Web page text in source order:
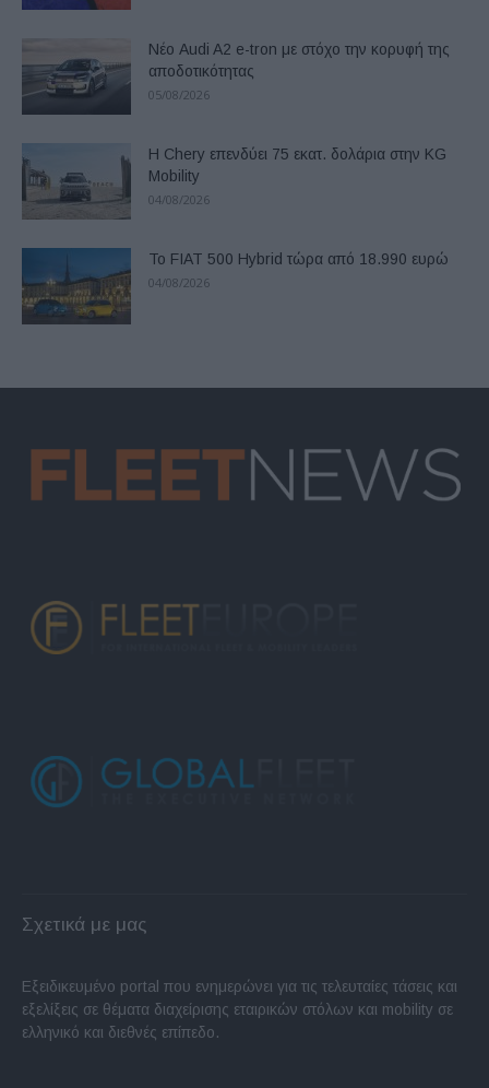
Νέο Audi A2 e-tron με στόχο την κορυφή της
αποδοτικότητας
05/08/2026
Η Chery επενδύει 75 εκατ. δολάρια στην KG
Mobility
04/08/2026
Το FIAT 500 Hybrid τώρα από 18.990 ευρώ
04/08/2026
Σχετικά με μας
Εξειδικευμένο portal που ενημερώνει για τις τελευταίες τάσεις και
εξελίξεις σε θέματα διαχείρισης εταιρικών στόλων και mobility σε
ελληνικό και διεθνές επίπεδο.